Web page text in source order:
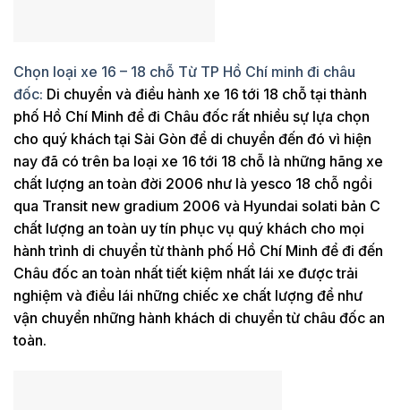
Chọn loại xe 16 – 18 chỗ Từ TP Hồ Chí minh đi châu
đốc: Di chuyển và điều hành xe 16 tới 18 chỗ tại thành
phố Hồ Chí Minh để đi Châu đốc rất nhiều sự lựa chọn
cho quý khách tại Sài Gòn để di chuyển đến đó vì hiện
nay đã có trên ba loại xe 16 tới 18 chỗ là những hãng xe
chất lượng an toàn đời 2006 như là yesco 18 chỗ ngồi
qua Transit new gradium 2006 và Hyundai solati bản C
chất lượng an toàn uy tín phục vụ quý khách cho mọi
hành trình di chuyển từ thành phố Hồ Chí Minh để đi đến
Châu đốc an toàn nhất tiết kiệm nhất lái xe được trải
nghiệm và điều lái những chiếc xe chất lượng để như
vận chuyển những hành khách di chuyển từ châu đốc an
toàn.